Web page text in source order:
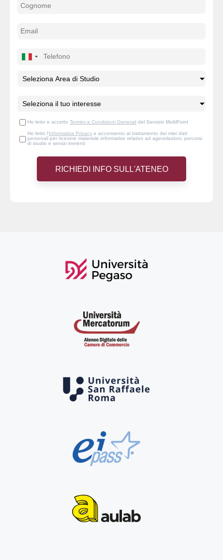
Ho letto e accetto Termini e Condizioni Generali del Servizio MultiPoint
Ho letto l' Informativa Privacy e acconsento al trattamento dei miei dati
personali per ricevere materiale informativo relativo ad agevolazioni, percorsi
di studio e servizi inerenti